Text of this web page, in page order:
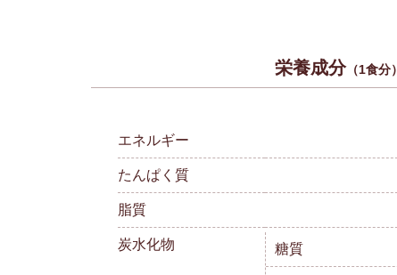
栄養成分（1食分）
エネルギー
たんぱく質
脂質
炭水化物 糖質